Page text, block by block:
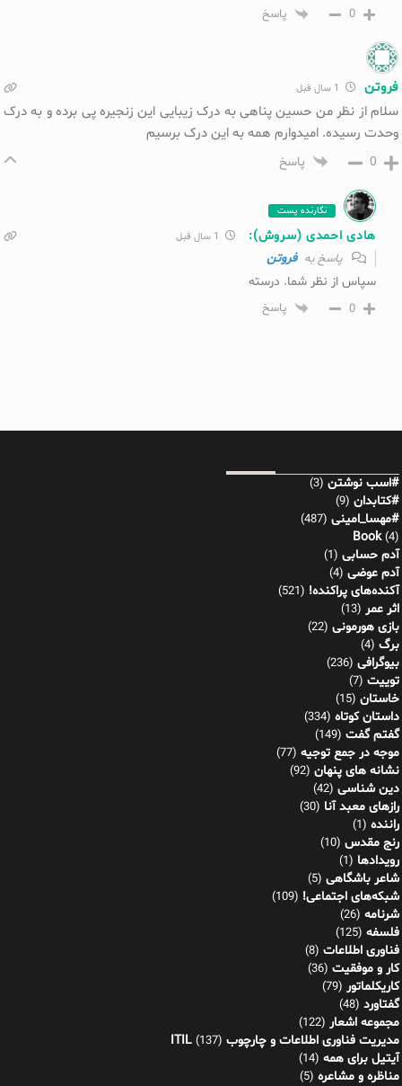
0 پاسخ
فروتن
سلام از نظر من حسین پناهی به درک زیبایی این زنجیره پی برده و به درک
وحدت‌ رسیده. امیدوارم همه به این درک برسیم
0 پاسخ
نگارنده پست
هادی احمدی (سروش):
پاسخ بهفروتن
سپاس از نظر شما. درسته
0 پاسخ
#اسب نوشتن (3)
#کتابدان (9)
#مهسا_امینی (487)
Book(4)
آدم حسابی (1)
آدم عوضی (4)
آکنده‌های پراکنده! (521)
اثر عمر (13)
بازی هورمونی (22)
برگ (4)
بیوگرافی (236)
توییت (7)
خاستان (15)
داستان کوتاه (334)
گفتم گفت (149)
موجه در جمع توجیه (77)
نشانه های پنهان (92)
دین شناسی (42)
رازهای معبد آنا (30)
راننده (1)
رنج مقدس (10)
رویدادها (1)
شاعر باشگاهی (5)
شبکه‌های اجتماعی! (109)
شرنامه (26)
فلسفه (125)
فناوری اطلاعات (8)
کار و موفقیت (36)
کاریکلماتور (79)
گفتاورد (48)
مجموعه اشعار (122)
مدیریت فناوری اطلاعات و چارچوب ITIL (137)
آیتیل برای همه (14)
مناظره و مشاعره (5)